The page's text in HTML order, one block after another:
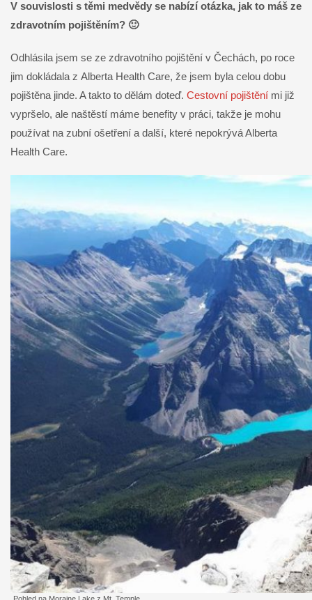
V souvislosti s těmi medvědy se nabízí otázka, jak to máš ze
zdravotním pojištěním? 🙂
Odhlásila jsem se ze zdravotního pojištění v Čechách, po roce
jim dokládala z Alberta Health Care, že jsem byla celou dobu
pojištěna jinde. A takto to dělám doteď. Cestovní pojištění mi již
vypršelo, ale naštěstí máme benefity v práci, takže je mohu
používat na zubní ošetření a další, které nepokrývá Alberta
Health Care.